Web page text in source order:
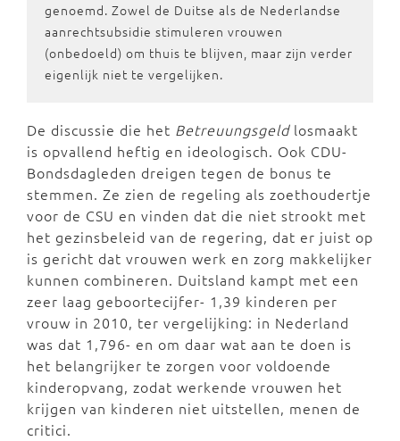
genoemd. Zowel de Duitse als de Nederlandse
aanrechtsubsidie stimuleren vrouwen
(onbedoeld) om thuis te blijven, maar zijn verder
eigenlijk niet te vergelijken.
De discussie die het Betreuungsgeldlosmaakt
is opvallend heftig en ideologisch. Ook CDU-
Bondsdagleden dreigen tegen de bonus te
stemmen. Ze zien de regeling als zoethoudertje
voor de CSU en vinden dat die niet strookt met
het gezinsbeleid van de regering, dat er juist op
is gericht dat vrouwen werk en zorg makkelijker
kunnen combineren. Duitsland kampt met een
zeer laag geboortecijfer- 1,39 kinderen per
vrouw in 2010, ter vergelijking: in Nederland
was dat 1,796- en om daar wat aan te doen is
het belangrijker te zorgen voor voldoende
kinderopvang, zodat werkende vrouwen het
krijgen van kinderen niet uitstellen, menen de
critici.